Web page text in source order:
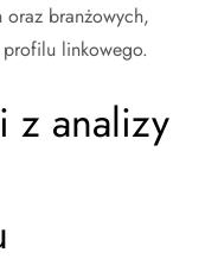
oraz branżowych,
linkowego.
z analizy